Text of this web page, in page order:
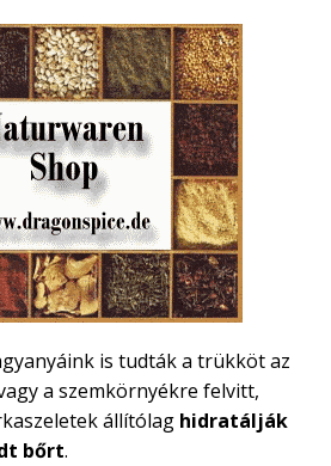
is tudták a trükköt az
a szemkörnyékre felvitt,
állítólag hidratálják
bőrt.